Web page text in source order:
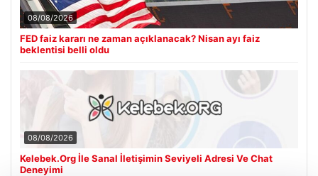
08/08/2026
FED faiz kararı ne zaman açıklanacak? Nisan ayı faiz
beklentisi belli oldu
08/08/2026
Kelebek.Org İle Sanal İletişimin Seviyeli Adresi Ve Chat
Deneyimi